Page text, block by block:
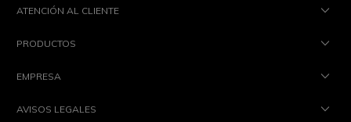
ATENCIÓN AL CLIENTE
PRODUCTOS
EMPRESA
AVISOS LEGALES